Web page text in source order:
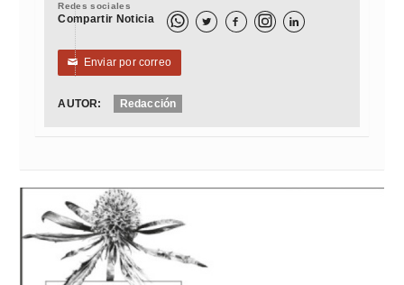
Redes sociales
Compartir Noticia   
✉ Enviar por correo
AUTOR: Redacción